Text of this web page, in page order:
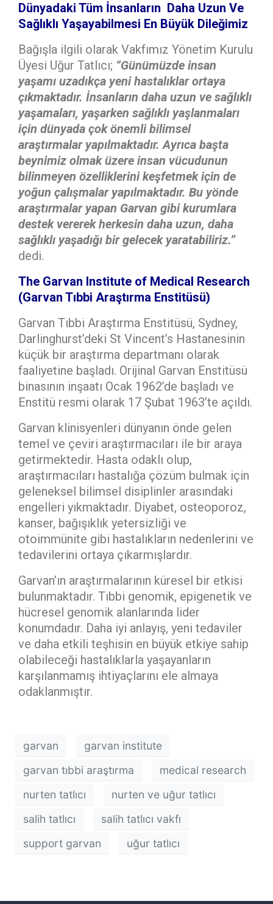
Dünyadaki Tüm İnsanların Daha Uzun Ve
Sağlıklı Yaşayabilmesi En Büyük Dileğimiz
Bağışla ilgili olarak Vakfımız Yönetim Kurulu
Üyesi Uğur Tatlıcı; “Günümüzde insan
yaşamı uzadıkça yeni hastalıklar ortaya
çıkmaktadır. İnsanların daha uzun ve sağlıklı
yaşamaları, yaşarken sağlıklı yaşlanmaları
için dünyada çok önemli bilimsel
araştırmalar yapılmaktadır. Ayrıca başta
beynimiz olmak üzere insan vücudunun
bilinmeyen özelliklerini keşfetmek için de
yoğun çalışmalar yapılmaktadır. Bu yönde
araştırmalar yapan Garvan gibi kurumlara
destek vererek herkesin daha uzun, daha
sağlıklı yaşadığı bir gelecek yaratabiliriz.”
dedi.
The Garvan Institute of Medical Research
(Garvan Tıbbi Araştırma Enstitüsü)
Garvan Tıbbi Araştırma Enstitüsü, Sydney,
Darlinghurst’deki St Vincent’s Hastanesinin
küçük bir araştırma departmanı olarak
faaliyetine başladı. Orijinal Garvan Enstitüsü
binasının inşaatı Ocak 1962’de başladı ve
Enstitü resmi olarak 17 Şubat 1963’te açıldı.
Garvan klinisyenleri dünyanın önde gelen
temel ve çeviri araştırmacıları ile bir araya
getirmektedir. Hasta odaklı olup,
araştırmacıları hastalığa çözüm bulmak için
geleneksel bilimsel disiplinler arasındaki
engelleri yıkmaktadır. Diyabet, osteoporoz,
kanser, bağışıklık yetersizliği ve
otoimmünite gibi hastalıkların nedenlerini ve
tedavilerini ortaya çıkarmışlardır.
Garvan’ın araştırmalarının küresel bir etkisi
bulunmaktadır. Tıbbi genomik, epigenetik ve
hücresel genomik alanlarında lider
konumdadır. Daha iyi anlayış, yeni tedaviler
ve daha etkili teşhisin en büyük etkiye sahip
olabileceği hastalıklarla yaşayanların
karşılanmamış ihtiyaçlarını ele almaya
odaklanmıştır.
garvan
garvan institute
garvan tıbbi araştırma
medical research
nurten tatlıcı
nurten ve uğur tatlıcı
salih tatlıcı
salih tatlıcı vakfı
support garvan
uğur tatlıcı